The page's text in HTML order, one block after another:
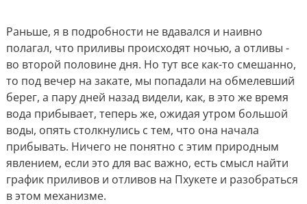
Раньше, я в подробности не вдавался и наивно
полагал, что приливы происходят ночью, а отливы -
во второй половине дня. Но тут все как-то смешанно,
то под вечер на закате, мы попадали на обмелевший
берег, а пару дней назад видели, как, в это же время
вода прибывает, теперь же, ожидая утром большой
воды, опять столкнулись с тем, что она начала
прибывать. Ничего не понятно с этим природным
явлением, если это для вас важно, есть смысл найти
график приливов и отливов на Пхукете и разобраться
в этом механизме.